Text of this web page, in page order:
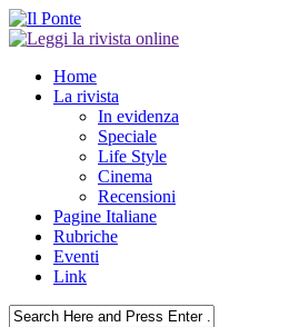
Home
La rivista
In evidenza
Speciale
Life Style
Cinema
Recensioni
Pagine Italiane
Rubriche
Eventi
Link